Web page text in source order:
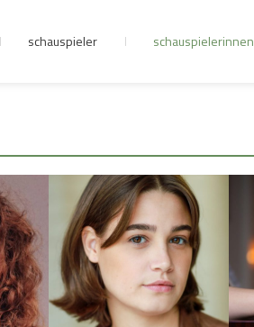
junge riege
kontakt
schauspieler schauspielerinnen